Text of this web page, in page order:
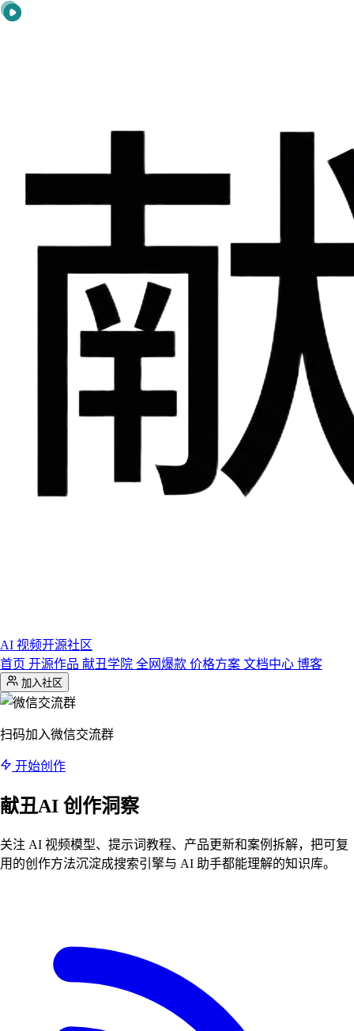
AI 视频开源社区
首页 开源作品 献丑学院 全网爆款 价格方案 文档中心 博客
加入社区
扫码加入微信交流群
开始创作
献丑AI 创作洞察
关注 AI 视频模型、提示词教程、产品更新和案例拆解，把可复
用的创作方法沉淀成搜索引擎与 AI 助手都能理解的知识库。